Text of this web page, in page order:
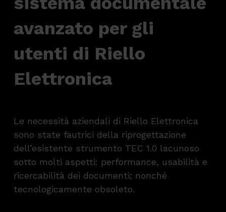
avanzato per gli
utenti di Riello
Elettronica
Le necessità aziendali di Riello Elettronica
sono state fautrici della riprogettazione
dell’esistente strumento TEC 1.0 lacunoso
sotto molti aspetti: performance, usabilità e
ricercabilità dei documenti; nonché
tecnologicamente obsoleto.